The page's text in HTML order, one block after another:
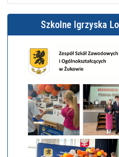
Szkolne Igrzyska